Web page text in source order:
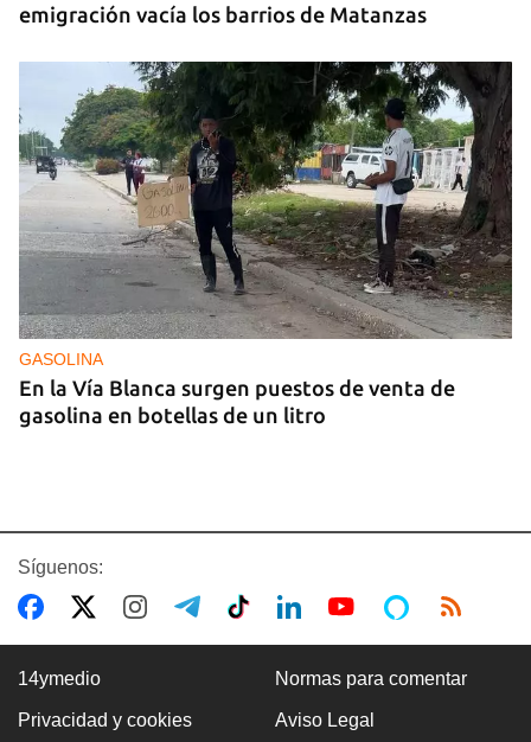
emigración vacía los barrios de Matanzas
GASOLINA
En la Vía Blanca surgen puestos de venta de
gasolina en botellas de un litro
Síguenos:
14ymedio Normas para comentar
Privacidad y cookies Aviso Legal